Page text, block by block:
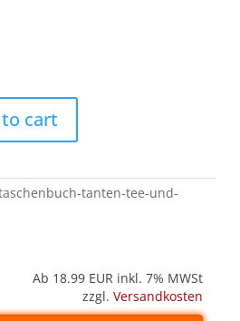
cart
tanten-tee-und-
Ab 18.99 EUR inkl. 7% MWSt
zzgl. Versandkosten